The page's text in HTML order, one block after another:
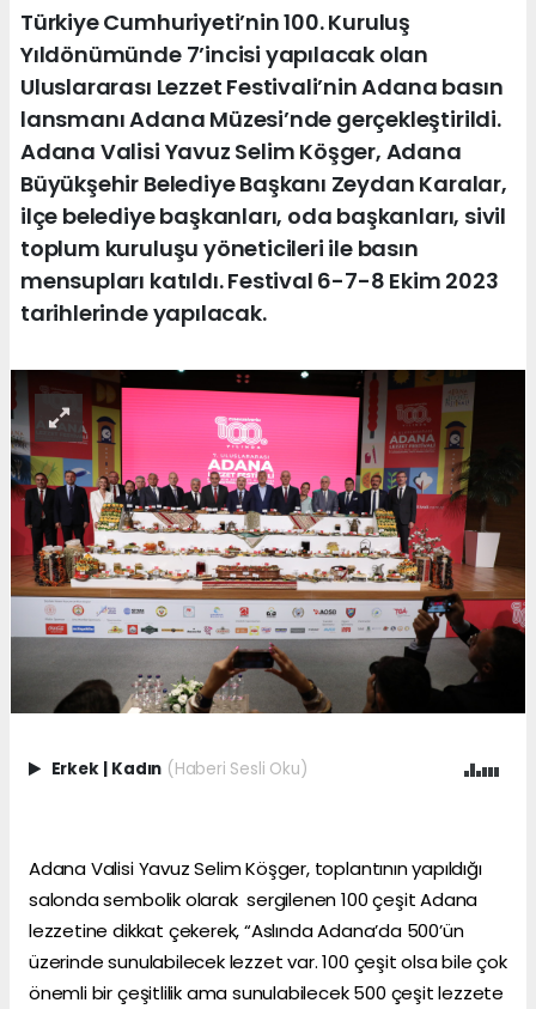
Türkiye Cumhuriyeti’nin 100. Kuruluş
Yıldönümünde 7’incisi yapılacak olan
Uluslararası Lezzet Festivali’nin Adana basın
lansmanı Adana Müzesi’nde gerçekleştirildi.
Adana Valisi Yavuz Selim Köşger, Adana
Büyükşehir Belediye Başkanı Zeydan Karalar,
ilçe belediye başkanları, oda başkanları, sivil
toplum kuruluşu yöneticileri ile basın
mensupları katıldı. Festival 6-7-8 Ekim 2023
tarihlerinde yapılacak.
Erkek | Kadın (Haberi Sesli Oku)
Adana Valisi Yavuz Selim Köşger, toplantının yapıldığı
salonda sembolik olarak sergilenen 100 çeşit Adana
lezzetine dikkat çekerek, “Aslında Adana’da 500’ün
üzerinde sunulabilecek lezzet var. 100 çeşit olsa bile çok
önemli bir çeşitlilik ama sunulabilecek 500 çeşit lezzete